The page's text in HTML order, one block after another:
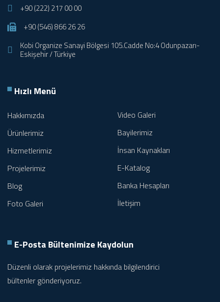
+90 (222) 217 00 00
+90 (546) 866 26 26
Kobi Organize Sanayi Bölgesi 105.Cadde No:4 Odunpazarı-
Eskişehir / Türkiye
Hızlı Menü
Hakkımızda
Ürünlerimiz
Hizmetlerimiz
Projelerimiz
Blog
Foto Galeri
Video Galeri
Bayilerimiz
İnsan Kaynakları
E-Katalog
Banka Hesapları
İletişim
E-Posta Bültenimize Kaydolun
Düzenli olarak projelerimiz hakkında bilgilendirici
bültenler gönderiyoruz.